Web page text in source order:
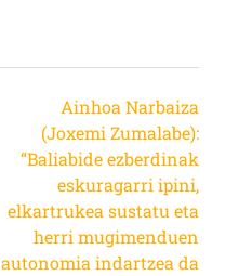
Ainhoa Narbaiza
(Joxemi Zumalabe):
“Baliabide ezberdinak
eskuragarri ipini,
elkartrukea sustatu eta
herri mugimenduen
autonomia indartzea da